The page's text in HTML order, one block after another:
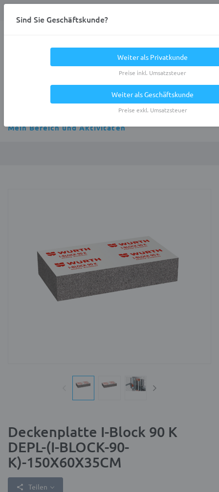
Mein Bereich und Aktivitäten
Deckenplatte I-Block 90 K
DEPL-(I-BLOCK-90-
K)-150X60X35CM
Teilen
Sind Sie Geschäftskunde?
Weiter als Privatkunde
Preise inkl. Umsatzsteuer
Weiter als Geschäftskunde
Preise exkl. Umsatzsteuer